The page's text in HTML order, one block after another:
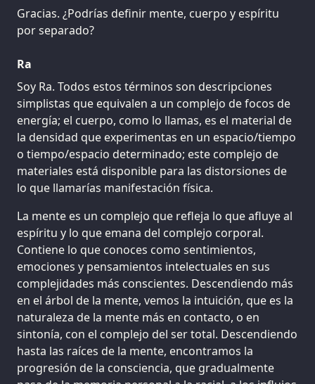
Gracias. ¿Podrías definir mente, cuerpo y espíritu
por separado?
Ra
Soy Ra. Todos estos términos son descripciones
simplistas que equivalen a un complejo de focos de
energía; el cuerpo, como lo llamas, es el material de
la densidad que experimentas en un espacio/tiempo
o tiempo/espacio determinado; este complejo de
materiales está disponible para las distorsiones de
lo que llamarías manifestación física.
La mente es un complejo que refleja lo que afluye al
espíritu y lo que emana del complejo corporal.
Contiene lo que conoces como sentimientos,
emociones y pensamientos intelectuales en sus
complejidades más conscientes. Descendiendo más
en el árbol de la mente, vemos la intuición, que es la
naturaleza de la mente más en contacto, o en
sintonía, con el complejo del ser total. Descendiendo
hasta las raíces de la mente, encontramos la
progresión de la consciencia, que gradualmente